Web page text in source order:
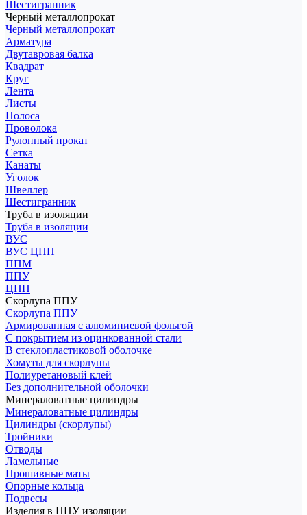
Шестигранник
Черный металлопрокат
Черный металлопрокат
Арматура
Двутавровая балка
Квадрат
Круг
Лента
Листы
Полоса
Проволока
Рулонный прокат
Сетка
Канаты
Уголок
Швеллер
Шестигранник
Труба в изоляции
Труба в изоляции
ВУС
ВУС ЦПП
ППМ
ППУ
ЦПП
Скорлупа ППУ
Скорлупа ППУ
Армированная с алюминиевой фольгой
С покрытием из оцинкованной стали
В стеклопластиковой оболочке
Хомуты для скорлупы
Полиуретановый клей
Без дополнительной оболочки
Минераловатные цилиндры
Минераловатные цилиндры
Цилиндры (скорлупы)
Тройники
Отводы
Ламельные
Прошивные маты
Опорные кольца
Подвесы
Изделия в ППУ изоляции